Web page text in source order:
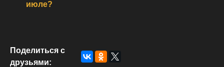
июле?
Поделиться с
друзьями: